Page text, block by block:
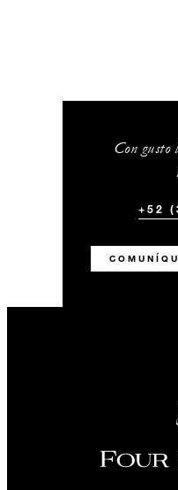
Con gusto
+52